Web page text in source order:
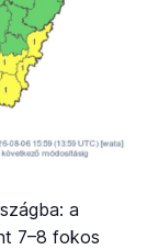
a
7–8 fokos